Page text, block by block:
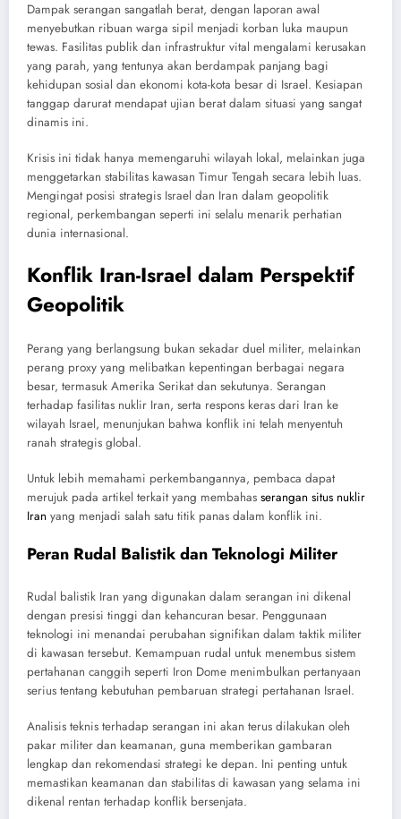
Dampak serangan sangatlah berat, dengan laporan awal
menyebutkan ribuan warga sipil menjadi korban luka maupun
tewas. Fasilitas publik dan infrastruktur vital mengalami kerusakan
yang parah, yang tentunya akan berdampak panjang bagi
kehidupan sosial dan ekonomi kota-kota besar di Israel. Kesiapan
tanggap darurat mendapat ujian berat dalam situasi yang sangat
dinamis ini.
Krisis ini tidak hanya memengaruhi wilayah lokal, melainkan juga
menggetarkan stabilitas kawasan Timur Tengah secara lebih luas.
Mengingat posisi strategis Israel dan Iran dalam geopolitik
regional, perkembangan seperti ini selalu menarik perhatian
dunia internasional.
Konflik Iran-Israel dalam Perspektif
Geopolitik
Perang yang berlangsung bukan sekadar duel militer, melainkan
perang proxy yang melibatkan kepentingan berbagai negara
besar, termasuk Amerika Serikat dan sekutunya. Serangan
terhadap fasilitas nuklir Iran, serta respons keras dari Iran ke
wilayah Israel, menunjukan bahwa konflik ini telah menyentuh
ranah strategis global.
Untuk lebih memahami perkembangannya, pembaca dapat
merujuk pada artikel terkait yang membahas serangan situs nuklir
Iran yang menjadi salah satu titik panas dalam konflik ini.
Peran Rudal Balistik dan Teknologi Militer
Rudal balistik Iran yang digunakan dalam serangan ini dikenal
dengan presisi tinggi dan kehancuran besar. Penggunaan
teknologi ini menandai perubahan signifikan dalam taktik militer
di kawasan tersebut. Kemampuan rudal untuk menembus sistem
pertahanan canggih seperti Iron Dome menimbulkan pertanyaan
serius tentang kebutuhan pembaruan strategi pertahanan Israel.
Analisis teknis terhadap serangan ini akan terus dilakukan oleh
pakar militer dan keamanan, guna memberikan gambaran
lengkap dan rekomendasi strategi ke depan. Ini penting untuk
memastikan keamanan dan stabilitas di kawasan yang selama ini
dikenal rentan terhadap konflik bersenjata.